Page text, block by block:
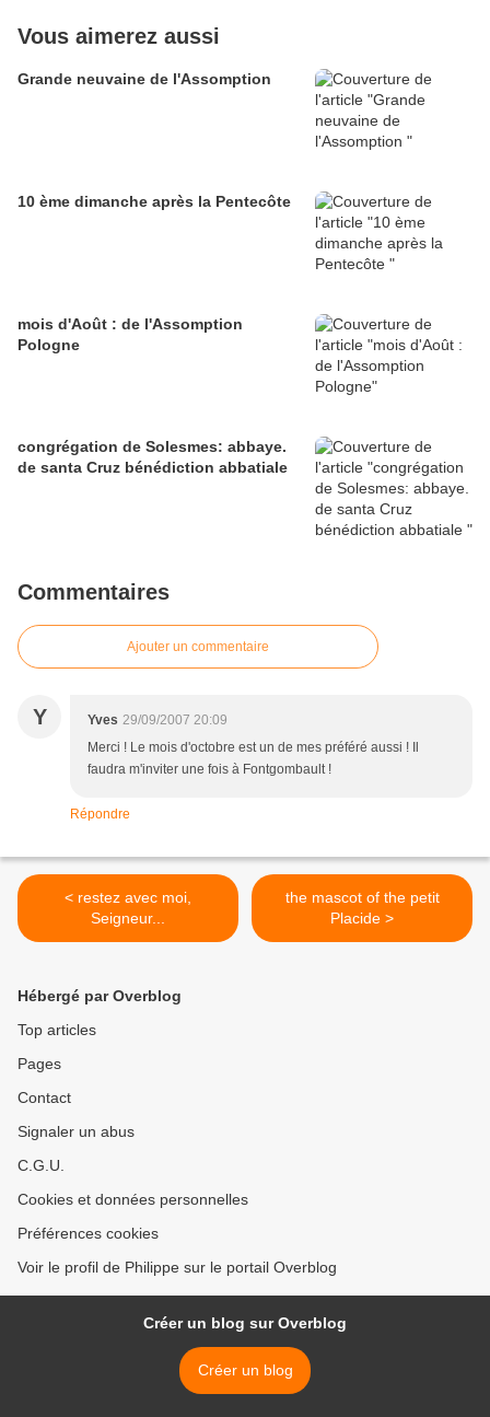
Vous aimerez aussi
Grande neuvaine de l'Assomption
10 ème dimanche après la Pentecôte
mois d'Août : de l'Assomption
Pologne
congrégation de Solesmes: abbaye.
de santa Cruz bénédiction abbatiale
Commentaires
Ajouter un commentaire
Y Yves 29/09/2007 20:09
Merci ! Le mois d'octobre est un de mes préféré aussi ! Il
faudra m'inviter une fois à Fontgombault !
Répondre
< restez avec moi,
Seigneur...
the mascot of the petit
Placide >
Hébergé par Overblog
Top articles
Pages
Contact
Signaler un abus
C.G.U.
Cookies et données personnelles
Préférences cookies
Voir le profil de Philippe sur le portail Overblog
Créer un blog sur Overblog
Créer un blog